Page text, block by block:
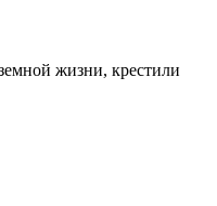
жизни, крестили